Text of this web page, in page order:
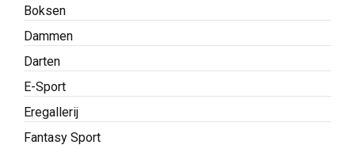
Boksen
Dammen
Darten
E-Sport
Eregallerij
Fantasy Sport